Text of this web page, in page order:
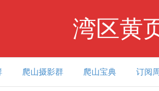
湾区黄
爬山摄影群 爬山宝典 订阅